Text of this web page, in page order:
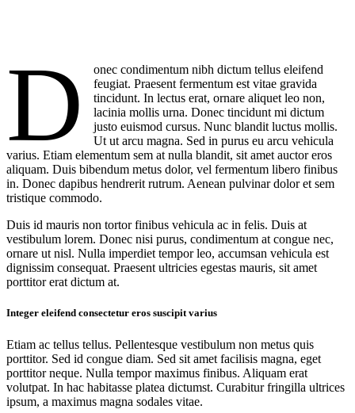
D
onec condimentum nibh dictum tellus eleifend
feugiat. Praesent fermentum est vitae gravida
tincidunt. In lectus erat, ornare aliquet leo non,
lacinia mollis urna. Donec tincidunt mi dictum
justo euismod cursus. Nunc blandit luctus mollis.
Ut ut arcu magna. Sed in purus eu arcu vehicula
varius. Etiam elementum sem at nulla blandit, sit amet auctor eros
aliquam. Duis bibendum metus dolor, vel fermentum libero finibus
in. Donec dapibus hendrerit rutrum. Aenean pulvinar dolor et sem
tristique commodo.
Duis id mauris non tortor finibus vehicula ac in felis. Duis at
vestibulum lorem. Donec nisi purus, condimentum at congue nec,
ornare ut nisl. Nulla imperdiet tempor leo, accumsan vehicula est
dignissim consequat. Praesent ultricies egestas mauris, sit amet
porttitor erat dictum at.
Integer eleifend consectetur eros suscipit varius
Etiam ac tellus tellus. Pellentesque vestibulum non metus quis
porttitor. Sed id congue diam. Sed sit amet facilisis magna, eget
porttitor neque. Nulla tempor maximus finibus. Aliquam erat
volutpat. In hac habitasse platea dictumst. Curabitur fringilla ultrices
ipsum, a maximus magna sodales vitae.